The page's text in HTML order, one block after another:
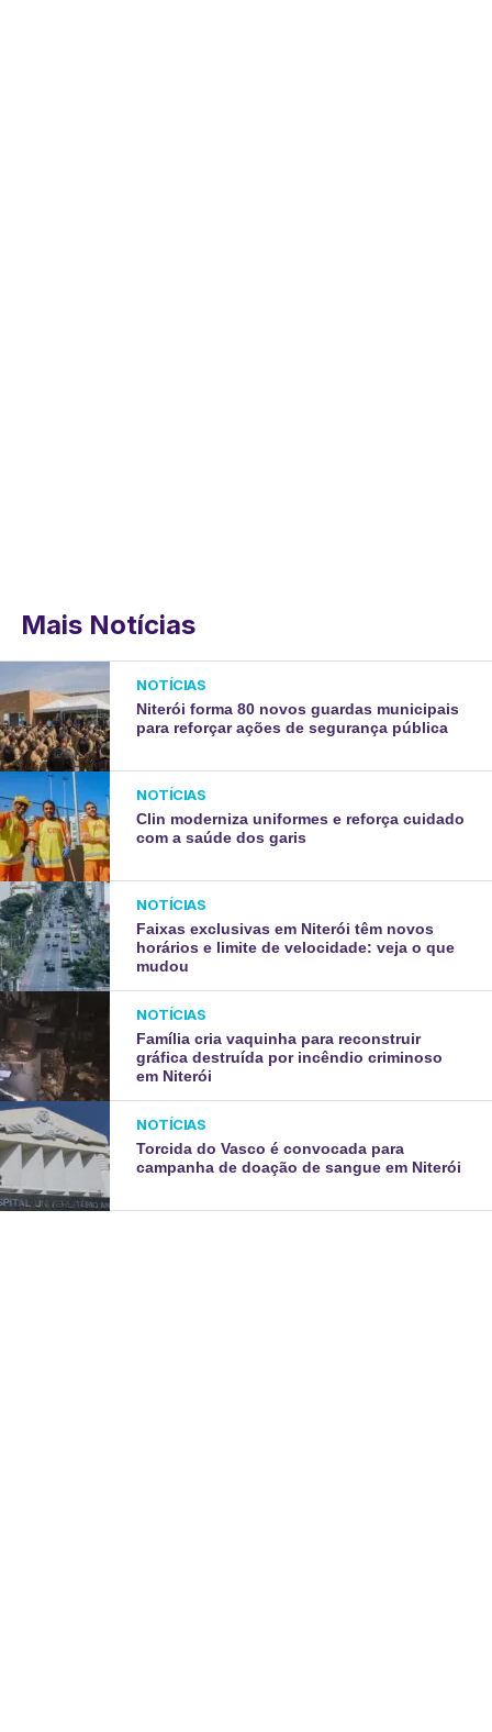
Mais Notícias
NOTÍCIAS
Niterói forma 80 novos guardas municipais
para reforçar ações de segurança pública
NOTÍCIAS
Clin moderniza uniformes e reforça cuidado
com a saúde dos garis
NOTÍCIAS
Faixas exclusivas em Niterói têm novos
horários e limite de velocidade: veja o que
mudou
NOTÍCIAS
Família cria vaquinha para reconstruir
gráfica destruída por incêndio criminoso
em Niterói
NOTÍCIAS
Torcida do Vasco é convocada para
campanha de doação de sangue em Niterói